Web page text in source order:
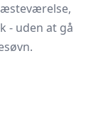
- uden at gå